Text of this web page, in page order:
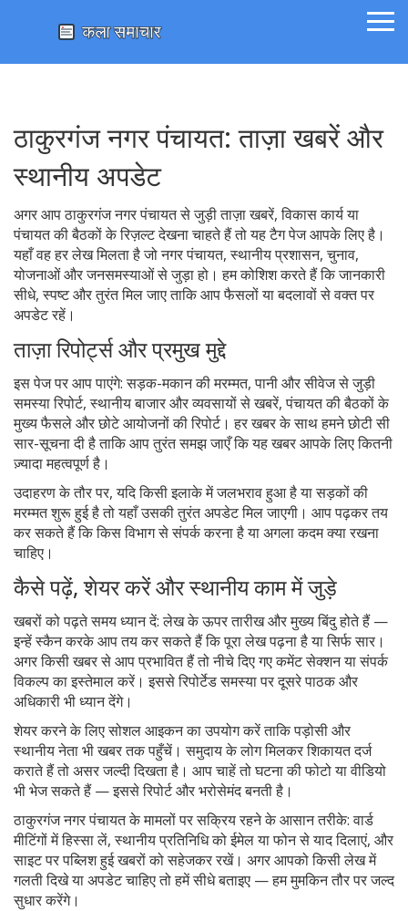
ठाकुरगंज नगर पंचायत: ताज़ा खबरें और
स्थानीय अपडेट
अगर आप ठाकुरगंज नगर पंचायत से जुड़ी ताज़ा खबरें, विकास कार्य या
पंचायत की बैठकों के रिज़ल्ट देखना चाहते हैं तो यह टैग पेज आपके लिए है।
यहाँ वह हर लेख मिलता है जो नगर पंचायत, स्थानीय प्रशासन, चुनाव,
योजनाओं और जनसमस्याओं से जुड़ा हो। हम कोशिश करते हैं कि जानकारी
सीधे, स्पष्ट और तुरंत मिल जाए ताकि आप फैसलों या बदलावों से वक्त पर
अपडेट रहें।
ताज़ा रिपोर्ट्स और प्रमुख मुद्दे
इस पेज पर आप पाएंगे: सड़क-मकान की मरम्मत, पानी और सीवेज से जुड़ी
समस्या रिपोर्ट, स्थानीय बाजार और व्यवसायों से खबरें, पंचायत की बैठकों के
मुख्य फैसले और छोटे आयोजनों की रिपोर्ट। हर खबर के साथ हमने छोटी सी
सार-सूचना दी है ताकि आप तुरंत समझ जाएँ कि यह खबर आपके लिए कितनी
ज़्यादा महत्वपूर्ण है।
उदाहरण के तौर पर, यदि किसी इलाके में जलभराव हुआ है या सड़कों की
मरम्मत शुरू हुई है तो यहाँ उसकी तुरंत अपडेट मिल जाएगी। आप पढ़कर तय
कर सकते हैं कि किस विभाग से संपर्क करना है या अगला कदम क्या रखना
चाहिए।
कैसे पढ़ें, शेयर करें और स्थानीय काम में जुड़े
खबरों को पढ़ते समय ध्यान दें: लेख के ऊपर तारीख और मुख्य बिंदु होते हैं —
इन्हें स्कैन करके आप तय कर सकते हैं कि पूरा लेख पढ़ना है या सिर्फ सार।
अगर किसी खबर से आप प्रभावित हैं तो नीचे दिए गए कमेंट सेक्शन या संपर्क
विकल्प का इस्तेमाल करें। इससे रिपोर्टेड समस्या पर दूसरे पाठक और
अधिकारी भी ध्यान देंगे।
शेयर करने के लिए सोशल आइकन का उपयोग करें ताकि पड़ोसी और
स्थानीय नेता भी खबर तक पहुँचें। समुदाय के लोग मिलकर शिकायत दर्ज
कराते हैं तो असर जल्दी दिखता है। आप चाहें तो घटना की फोटो या वीडियो
भी भेज सकते हैं — इससे रिपोर्ट और भरोसेमंद बनती है।
ठाकुरगंज नगर पंचायत के मामलों पर सक्रिय रहने के आसान तरीके: वार्ड
मीटिंगों में हिस्सा लें, स्थानीय प्रतिनिधि को ईमेल या फोन से याद दिलाएं, और
साइट पर पब्लिश हुई खबरों को सहेजकर रखें। अगर आपको किसी लेख में
गलती दिखे या अपडेट चाहिए तो हमें सीधे बताइए — हम मुमकिन तौर पर जल्द
सुधार करेंगे।